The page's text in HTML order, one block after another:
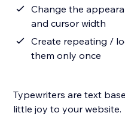
Change the
and cursor width
Create repeating /
them only once
Typewriters are text
little joy to your website.